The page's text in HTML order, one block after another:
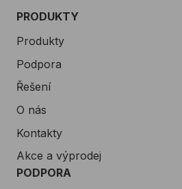
PRODUKTY
Produkty
Podpora
Řešení
O nás
Kontakty
Akce a výprodej
PODPORA